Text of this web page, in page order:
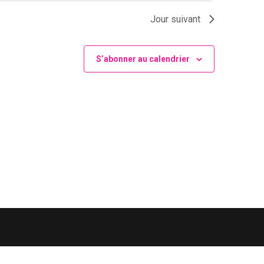
Jour suivant
S’abonner au calendrier